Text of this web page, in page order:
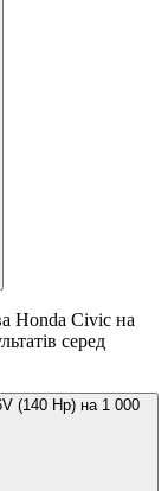
Honda Civic на
серед
(140 Hp) на 1 000